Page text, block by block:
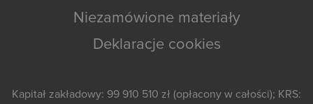
Niezamówione materiały
Deklaracje cookies
Kapitał zakładowy: 99 910 510 zł (opłacony w całości); KRS: